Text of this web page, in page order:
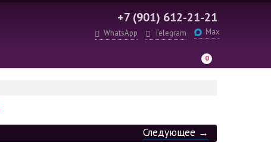
+7 (901) 612-21-21
WhatsApp Telegram Max
0
Следующее →